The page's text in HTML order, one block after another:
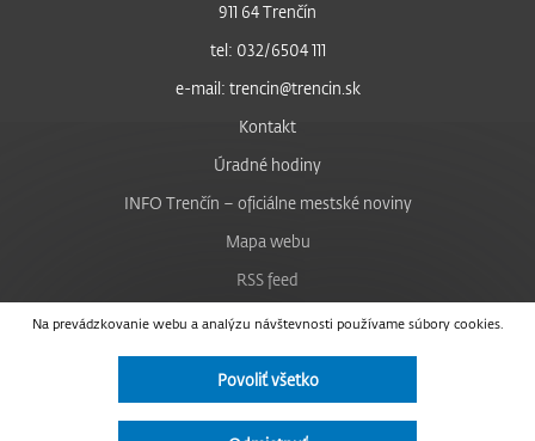
Na prevádzkovanie webu a analýzu návštevnosti používame súbory cookies.
Povoliť všetko
911 64 Trenčín
tel: 032/6504 111
e-mail: trencin@trencin.sk
Kontakt
Úradné hodiny
INFO Trenčín – oficiálne mestské noviny
Mapa webu
RSS feed
Nastavenie cookies
Facebook
Instagram